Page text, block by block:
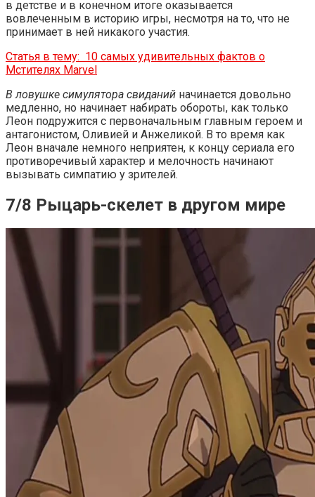
в детстве и в конечном итоге оказывается
вовлеченным в историю игры, несмотря на то, что не
принимает в ней никакого участия.
Статья в тему: 10 самых удивительных фактов о
Мстителях Marvel
В ловушке симулятора свиданий начинается довольно
медленно, но начинает набирать обороты, как только
Леон подружится с первоначальным главным героем и
антагонистом, Оливией и Анжеликой. В то время как
Леон вначале немного неприятен, к концу сериала его
противоречивый характер и мелочность начинают
вызывать симпатию у зрителей.
7/8 Рыцарь-скелет в другом мире